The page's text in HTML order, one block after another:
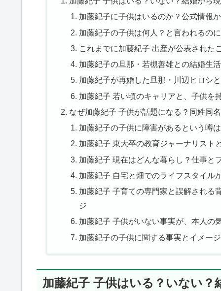
加藤紀子に子供はいるのか？公式情報
加藤紀子の子供は何人？と言われるの
これまでに加藤紀子 出産が公表された
加藤紀子の旦那・若槻善雄との結婚生
加藤紀子が再婚した旦那・川辺ヒロシ
加藤紀子 若い頃のキャリアと、子供を
なぜ加藤紀子 子供が話題になる？同姓同
加藤紀子の子供に障害があるという噂
加藤紀子 東大卒の教育ジャーナリスト
加藤紀子 現在はどんな暮らし？仕事と
加藤紀子 自宅と畑でのライフスタイル
加藤紀子 子育ての専門家と誤解される
ジ
加藤紀子 子供がいない事実が、本人の
加藤紀子の子供に関する事実とイメー
加藤紀子 子供はいる？いない